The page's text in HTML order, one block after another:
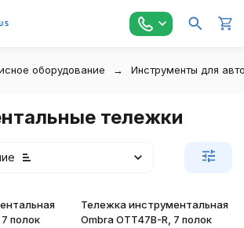
оборудование Инструменты для
тележки
полок
Тележка инструментальная
Ombra OTT47B-R, 7 полок